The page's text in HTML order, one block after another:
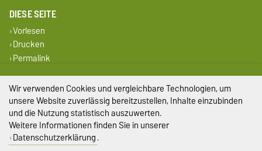
DIESE SEITE
Vorlesen
Drucken
Permalink
Impressum
Datenschutz
Barrierefreiheit
Wir verwenden Cookies und vergleichbare Technologien, um
unsere Website zuverlässig bereitzustellen, Inhalte einzubinden
und die Nutzung statistisch auszuwerten.
Weitere Informationen finden Sie in unserer
Datenschutzerklärung.